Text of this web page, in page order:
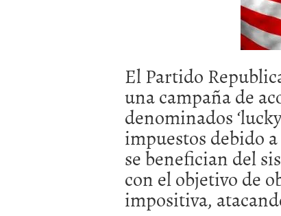
a los costes 21 de
¿Cuánto cuesta
El Partido
una campaña de
denominados
impuestos debido
se benefician del
con el objetivo de
impositiva,